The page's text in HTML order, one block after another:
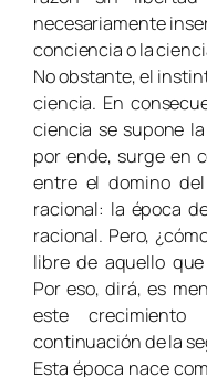
necesariamente
conciencia o la
No obstante, el
ciencia. En
ciencia se supone
por ende, surge en
entre el domino
racional: la época
racional. Pero,
libre de aquello
Por eso, dirá, es
este
continuación de la
Esta época nace